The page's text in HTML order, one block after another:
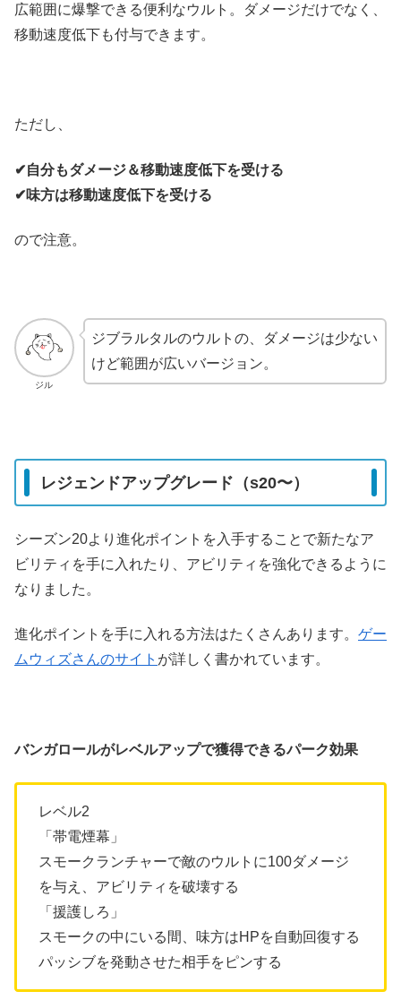
広範囲に爆撃できる便利なウルト。ダメージだけでなく、
移動速度低下も付与できます。
ただし、
✔︎自分もダメージ＆移動速度低下を受ける
✔︎味方は移動速度低下を受ける
ので注意。
ジル
ジブラルタルのウルトの、ダメージは少ない
けど範囲が広いバージョン。
レジェンドアップグレード（s20〜）
シーズン20より進化ポイントを入手することで新たなア
ビリティを手に入れたり、アビリティを強化できるように
なりました。
進化ポイントを手に入れる方法はたくさんあります。 ゲー
ムウィズさんのサイト が詳しく書かれています。
バンガロールがレベルアップで獲得できるパーク効果
レベル2
「帯電煙幕」
スモークランチャーで敵のウルトに100ダメージ
を与え、アビリティを破壊する
「援護しろ」
スモークの中にいる間、味方はHPを自動回復する
パッシブを発動させた相手をピンする